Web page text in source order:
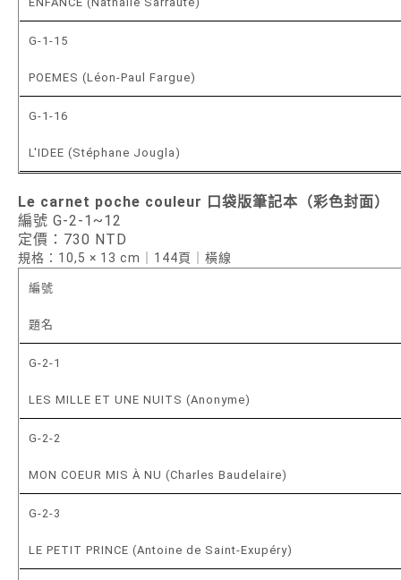
G-1-15
POEMES (Léon-Paul Fargue)
G-1-16
L'IDEE (Stéphane Jougla)
Le carnet poche couleur 口袋版筆記本（彩色封面）
編號 G-2-1~12
定價：730 NTD
規格：10,5 × 13 cm｜144頁｜橫線
編號
題名
G-2-1
LES MILLE ET UNE NUITS (Anonyme)
G-2-2
MON COEUR MIS À NU (Charles Baudelaire)
G-2-3
LE PETIT PRINCE (Antoine de Saint-Exupéry)